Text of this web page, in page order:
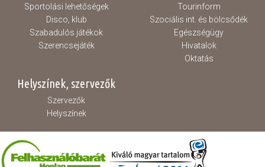
Sportolási lehetőségek
Disco, klub
Szabadulós játékok
Szerencsejáték
Tourinform
Szociális int. és bölcsődék
Egészségügy
Hivatalok
Oktatás
Helyszínek, szervezők
Szervezők
Helyszínek